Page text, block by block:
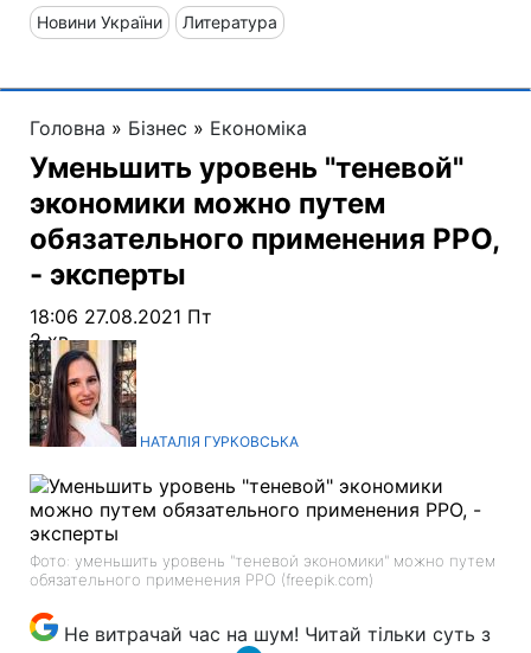
Новини України Литература
Головна » Бізнес » Економіка
Уменьшить уровень "теневой"
экономики можно путем
обязательного применения РРО,
- эксперты
18:06 27.08.2021 Пт
2 хв
НАТАЛІЯ ГУРКОВСЬКА
Фото: уменьшить уровень "теневой экономики" можно путем
обязательного применения РРО (freepik.com)
Не витрачай час на шум! Читай тільки суть з